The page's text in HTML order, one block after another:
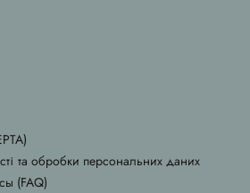
та обробки персональних даних
(FAQ)